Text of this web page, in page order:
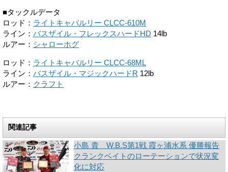
■タックルデータ
ロッド： ライトキャバルリー CLCC-610M
ライン： バスザイル・フレックスハードHD 14lb
ルアー： シャローホグ
ロッド： ライトキャバルリー CLCC-68ML
ライン： バスザイル・マジックハードR 12lb
ルアー： クラフト
関連記事
小島 貴 W.B.S第1戦 霞ヶ浦水系 優勝報告
クランクベイトのローテーションで状況変
化に対応